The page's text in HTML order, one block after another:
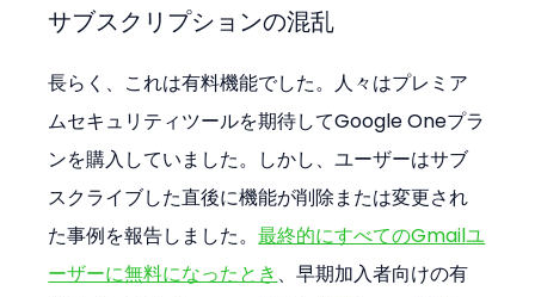
サブスクリプションの混乱
長らく、これは有料機能でした。人々はプレミア
ムセキュリティツールを期待してGoogle Oneプラ
ンを購入していました。しかし、ユーザーはサブ
スクライブした直後に機能が削除または変更され
た事例を報告しました。最終的にすべてのGmailユ
ーザーに無料になったとき 、早期加入者向けの有